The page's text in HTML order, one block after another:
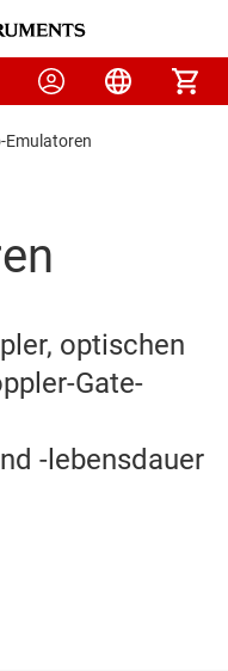
Emulatoren
optischen
Gate-
-lebensdauer